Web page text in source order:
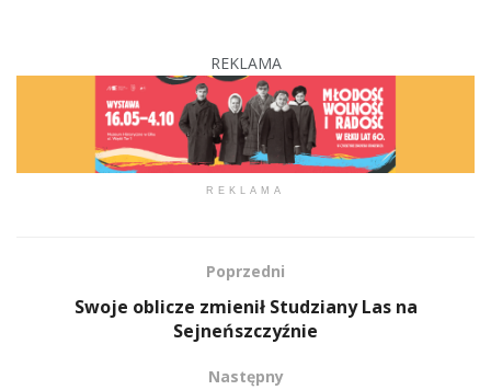
REKLAMA
REKLAMA
Poprzedni
Swoje oblicze zmienił Studziany Las na
Sejneńszczyźnie
Następny